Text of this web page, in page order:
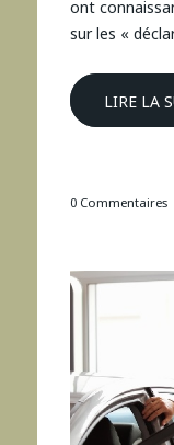
ont
sur les «
LIRE LA
0 Commentaires